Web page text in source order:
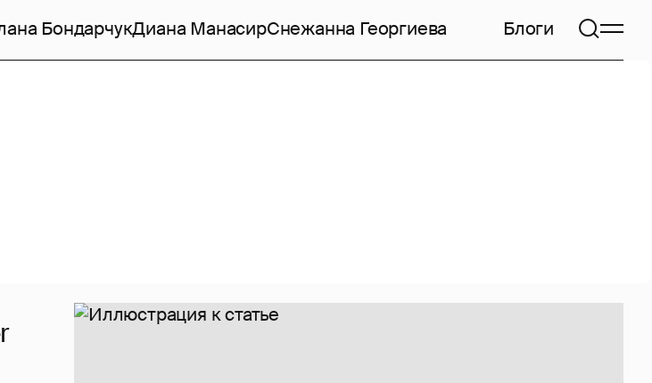
БондарчукДиана МанасирСнежанна Георгиева Блоги